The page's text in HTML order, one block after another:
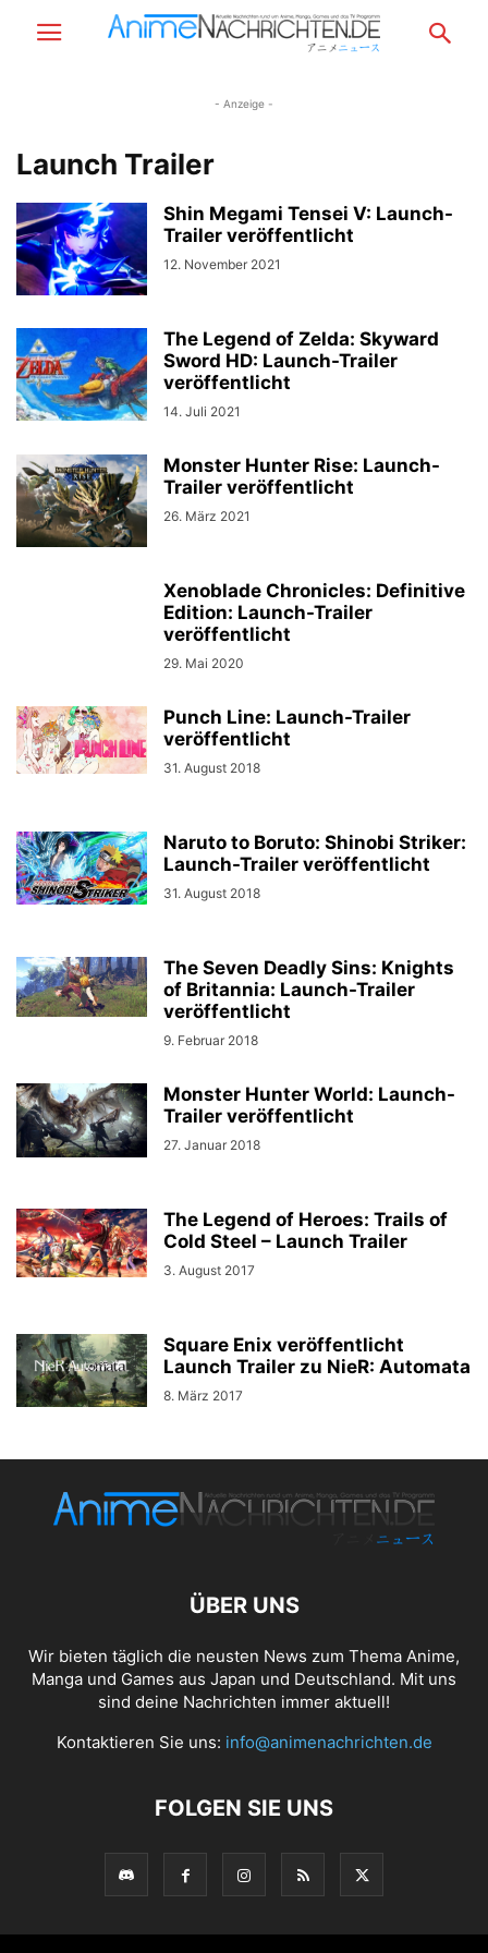
- Anzeige -
Launch Trailer
Shin Megami Tensei V: Launch-
Trailer veröffentlicht
12. November 2021
The Legend of Zelda: Skyward
Sword HD: Launch-Trailer
veröffentlicht
14. Juli 2021
Monster Hunter Rise: Launch-
Trailer veröffentlicht
26. März 2021
Xenoblade Chronicles: Definitive
Edition: Launch-Trailer
veröffentlicht
29. Mai 2020
Punch Line: Launch-Trailer
veröffentlicht
31. August 2018
Naruto to Boruto: Shinobi Striker:
Launch-Trailer veröffentlicht
31. August 2018
The Seven Deadly Sins: Knights
of Britannia: Launch-Trailer
veröffentlicht
9. Februar 2018
Monster Hunter World: Launch-
Trailer veröffentlicht
27. Januar 2018
The Legend of Heroes: Trails of
Cold Steel – Launch Trailer
3. August 2017
Square Enix veröffentlicht
Launch Trailer zu NieR: Automata
8. März 2017
ÜBER UNS
Wir bieten täglich die neusten News zum Thema Anime,
Manga und Games aus Japan und Deutschland. Mit uns
sind deine Nachrichten immer aktuell!
Kontaktieren Sie uns: info@animenachrichten.de
FOLGEN SIE UNS